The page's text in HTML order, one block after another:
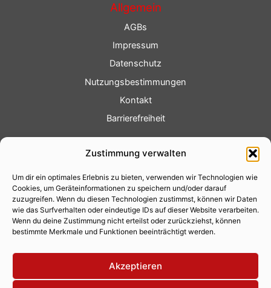
Zustimmung verwalten
Um dir ein optimales Erlebnis zu bieten, verwenden wir Technologien wie
Cookies, um Geräteinformationen zu speichern und/oder darauf
zuzugreifen. Wenn du diesen Technologien zustimmst, können wir Daten
wie das Surfverhalten oder eindeutige IDs auf dieser Website verarbeiten.
Wenn du deine Zustimmung nicht erteilst oder zurückziehst, können
bestimmte Merkmale und Funktionen beeinträchtigt werden.
Akzeptieren
Allgemein
AGBs
Impressum
Datenschutz
Nutzungsbestimmungen
Kontakt
Barrierefreiheit
Fotoservice
Videoservice
Werbung
Contenterstellung
Lokalnachrichten
Lokalfernsehen
Eventkalender